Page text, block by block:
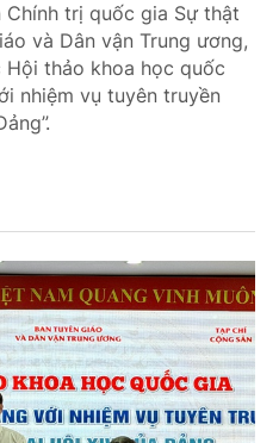
trị quốc gia Sự thật
và Dân vận Trung ương,
thảo khoa học quốc
nhiệm vụ tuyên truyền